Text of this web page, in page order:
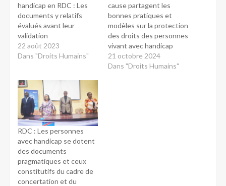
handicap en RDC : Les
documents y relatifs
évalués avant leur
validation
22 août 2023
Dans "Droits Humains"
cause partagent les
bonnes pratiques et
modèles sur la protection
des droits des personnes
vivant avec handicap
21 octobre 2024
Dans "Droits Humains"
RDC : Les personnes
avec handicap se dotent
des documents
pragmatiques et ceux
constitutifs du cadre de
concertation et du